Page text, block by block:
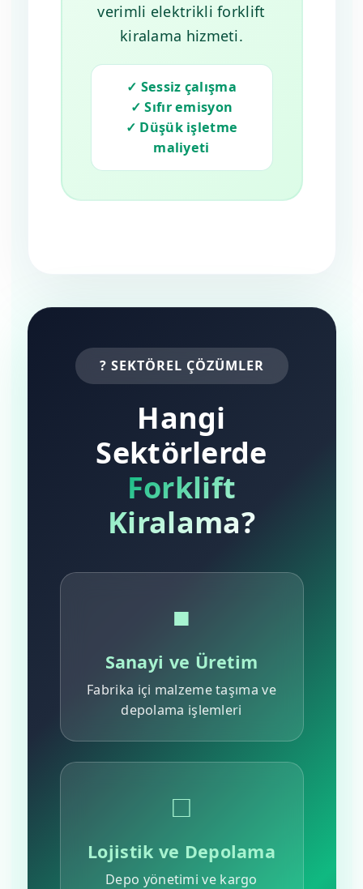
verimli elektrikli forklift
kiralama hizmeti.
✓ Sessiz çalışma
✓ Sıfır emisyon
✓ Düşük işletme
maliyeti
? SEKTÖREL ÇÖZÜMLER
Hangi
Sektörlerde
Forklift
Kiralama?
■
Sanayi ve Üretim
Fabrika içi malzeme taşıma ve
depolama işlemleri
□
Lojistik ve Depolama
Depo yönetimi ve kargo